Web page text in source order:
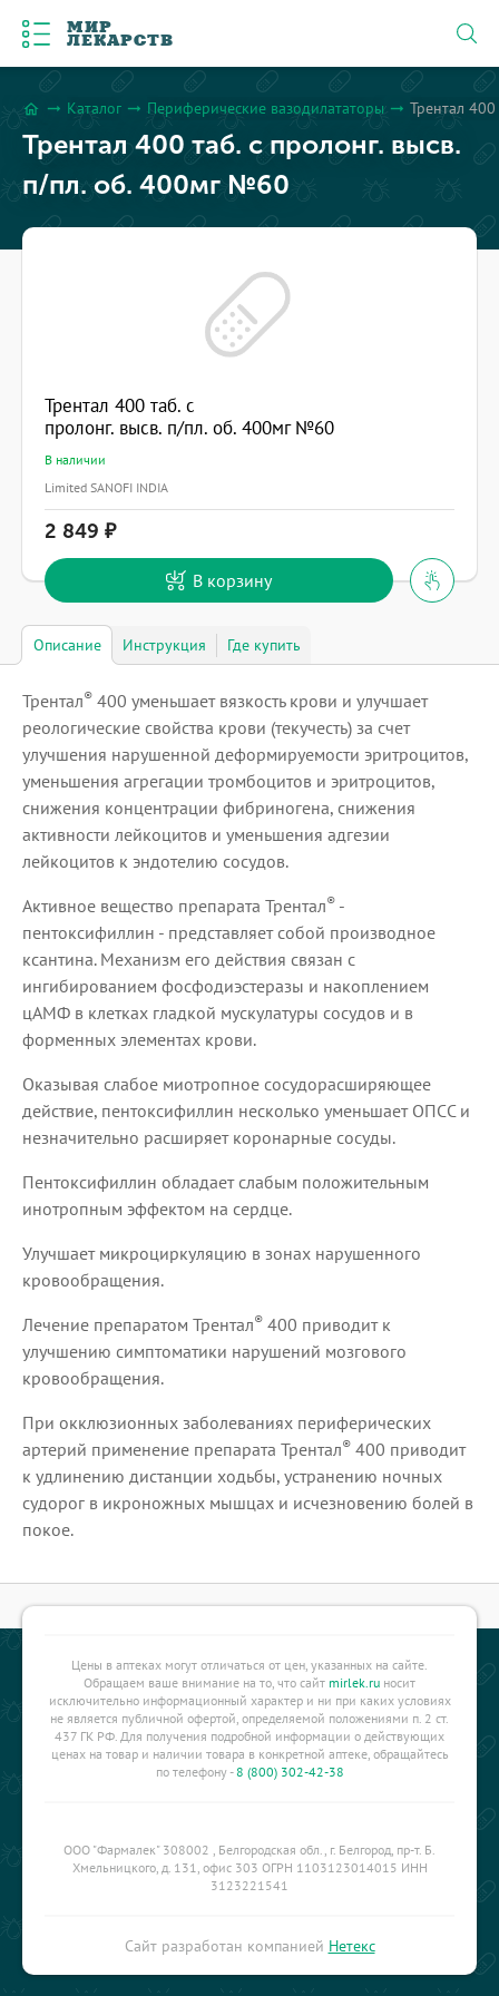
МИР
ЛЕКАРСТВ
home arrow_right_alt Каталог arrow_right_alt Периферические вазодилататоры arrow_right_alt Трентал
Трентал 400 таб. с пролонг. высв.
п/пл. об. 400мг №60
Трентал 400 таб. с
пролонг. высв. п/пл. об. 400мг №60
В наличии
Limited SANOFI INDIA
2 849
В корзину
Описание Инструкция Где купить
Трентал® 400 уменьшает вязкость крови и улучшает
реологические свойства крови (текучесть) за счет
улучшения нарушенной деформируемости эритроцитов,
уменьшения агрегации тромбоцитов и эритроцитов,
снижения концентрации фибриногена, снижения
активности лейкоцитов и уменьшения адгезии
лейкоцитов к эндотелию сосудов.
Активное вещество препарата Трентал® -
пентоксифиллин - представляет собой производное
ксантина. Механизм его действия связан с
ингибированием фосфодиэстеразы и накоплением
цАМФ в клетках гладкой мускулатуры сосудов и в
форменных элементах крови.
Оказывая слабое миотропное сосудорасширяющее
действие, пентоксифиллин несколько уменьшает ОПСС и
незначительно расширяет коронарные сосуды.
Пентоксифиллин обладает слабым положительным
инотропным эффектом на сердце.
Улучшает микроциркуляцию в зонах нарушенного
кровообращения.
Лечение препаратом Трентал® 400 приводит к
улучшению симптоматики нарушений мозгового
кровообращения.
При окклюзионных заболеваниях периферических
артерий применение препарата Трентал® 400 приводит
к удлинению дистанции ходьбы, устранению ночных
судорог в икроножных мышцах и исчезновению болей в
покое.
Цены в аптеках могут отличаться от цен, указанных на сайте.
Обращаем ваше внимание на то, что сайт mirlek.ru носит
исключительно информационный характер и ни при каких условиях
не является публичной офертой, определяемой положениями п. 2 ст.
437 ГК РФ. Для получения подробной информации о действующих
ценах на товар и наличии товара в конкретной аптеке, обращайтесь
по телефону -8 (800) 302-42-38
ООО "Фармалек" 308002 , Белгородская обл., г. Белгород, пр-т. Б.
Хмельницкого, д. 131, офис 303 ОГРН 1103123014015 ИНН
3123221541
Сайт разработан компанией Нетекс